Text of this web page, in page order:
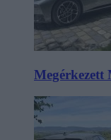
Megérkezett